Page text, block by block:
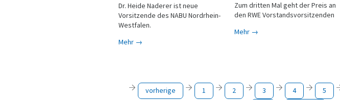
Dr. Heide Naderer ist neue
Vorsitzende des NABU Nordrhein-
Westfalen.
Mehr →
Zum dritten Mal geht der Preis an
den RWE Vorstandsvorsitzenden
Mehr →
vorherige 1 2 3 4 5